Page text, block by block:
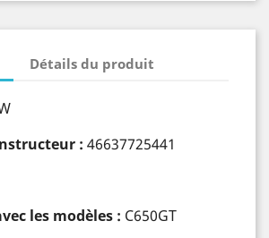
Détails du produit
: 46637725441
les modèles : C650GT